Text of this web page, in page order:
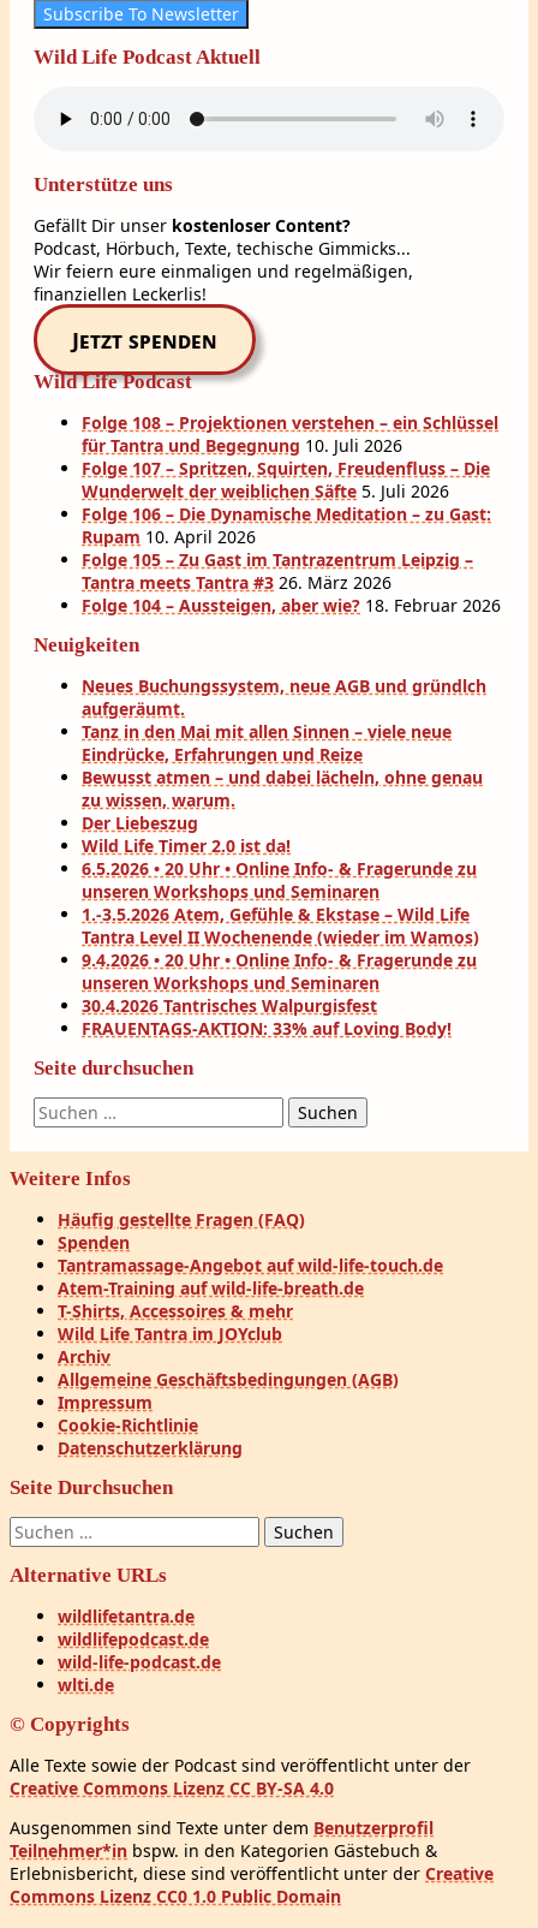
Subscribe To Newsletter
Wild Life Podcast Aktuell
Unterstütze uns
Gefällt Dir unser kostenloser Content?
Podcast, Hörbuch, Texte, techische Gimmicks...
Wir feiern eure einmaligen und regelmäßigen,
finanziellen Leckerlis!
Jetzt spenden
Wild Life Podcast
Folge 108 – Projektionen verstehen – ein Schlüssel
für Tantra und Begegnung 10. Juli 2026
Folge 107 – Spritzen, Squirten, Freudenfluss – Die
Wunderwelt der weiblichen Säfte 5. Juli 2026
Folge 106 – Die Dynamische Meditation – zu Gast:
Rupam 10. April 2026
Folge 105 – Zu Gast im Tantrazentrum Leipzig –
Tantra meets Tantra #3 26. März 2026
Folge 104 – Aussteigen, aber wie? 18. Februar 2026
Neuigkeiten
Neues Buchungssystem, neue AGB und gründlch
aufgeräumt.
Tanz in den Mai mit allen Sinnen – viele neue
Eindrücke, Erfahrungen und Reize
Bewusst atmen – und dabei lächeln, ohne genau
zu wissen, warum.
Der Liebeszug
Wild Life Timer 2.0 ist da!
6.5.2026 • 20 Uhr • Online Info- & Fragerunde zu
unseren Workshops und Seminaren
1.-3.5.2026 Atem, Gefühle & Ekstase – Wild Life
Tantra Level II Wochenende (wieder im Wamos)
9.4.2026 • 20 Uhr • Online Info- & Fragerunde zu
unseren Workshops und Seminaren
30.4.2026 Tantrisches Walpurgisfest
FRAUENTAGS-AKTION: 33% auf Loving Body!
Seite durchsuchen
Suchen
nach:
Weitere Infos
Häufig gestellte Fragen (FAQ)
Spenden
Tantramassage-Angebot auf wild-life-touch.de
Atem-Training auf wild-life-breath.de
T-Shirts, Accessoires & mehr
Wild Life Tantra im JOYclub
Archiv
Allgemeine Geschäftsbedingungen (AGB)
Impressum
Cookie-Richtlinie
Datenschutzerklärung
Seite Durchsuchen
Suchen
nach:
Alternative URLs
wildlifetantra.de
wildlifepodcast.de
wild-life-podcast.de
wlti.de
© Copyrights
Alle Texte sowie der Podcast sind veröffentlicht unter der
Creative Commons Lizenz CC BY-SA 4.0
Ausgenommen sind Texte unter dem Benutzerprofil
Teilnehmer*in bspw. in den Kategorien Gästebuch &
Erlebnisbericht, diese sind veröffentlicht unter der Creative
Commons Lizenz CC0 1.0 Public Domain